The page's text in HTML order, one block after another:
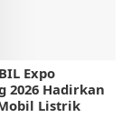
Expo
2026 Hadirkan
Listrik